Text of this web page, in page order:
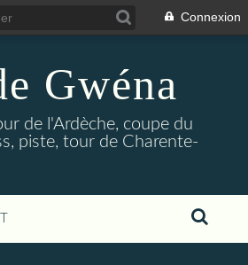
Connexion
Gwéna
de l'Ardèche, coupe du
piste, tour de Charente-